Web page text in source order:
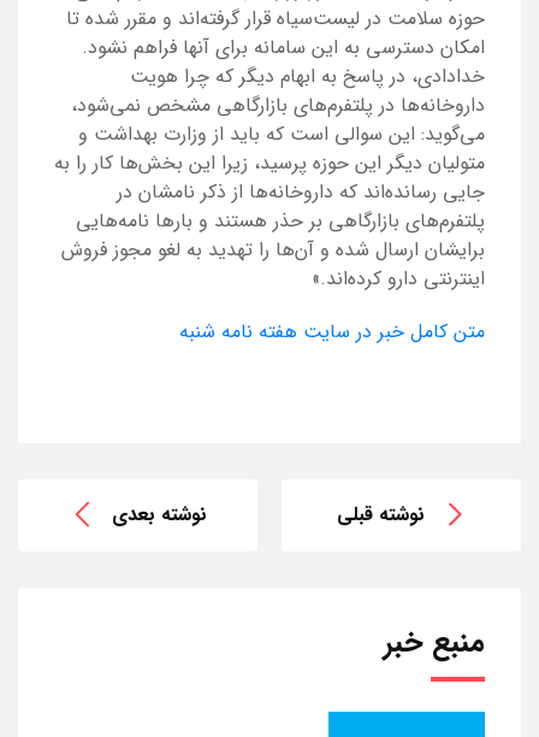
حوزه سلامت در لیست‌سیاه قرار گرفته‌‌اند و مقرر شده تا
امکان دسترسی به این سامانه برای آنها فراهم نشود.
خدادادی، در پاسخ به ابهام دیگر که چرا هویت
داروخانه‌ها در پلتفرم‌‌های بازارگاهی مشخص نمی‌شود،
می‌گوید: این سوالی است که باید از وزارت بهداشت و
متولیان دیگر این حوزه پرسید، زیرا این بخش‌ها کار را به
جایی رسانده‌‌اند که داروخانه‌ها از ذکر نامشان در
پلتفرم‌‌های بازارگاهی بر حذر هستند و بارها نامه‌‌هایی
برایشان ارسال شده و آن‌ها را تهدید به لغو مجوز فروش
اینترنتی دارو کرده‌اند.»
متن کامل خبر در سایت هفته نامه شنبه
نوشته قبلی نوشته بعدی
منبع خبر